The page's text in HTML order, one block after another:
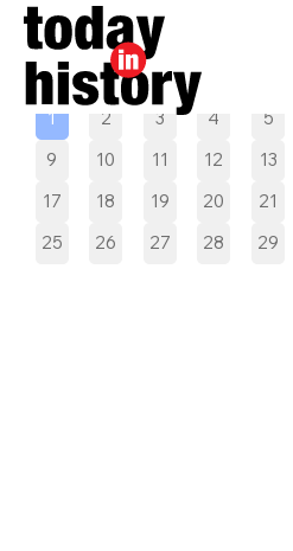
Pilih tanggal
1 2 3 4 5
9
10 11 12 13
17
18 19 20 21
25
26 27 28 29